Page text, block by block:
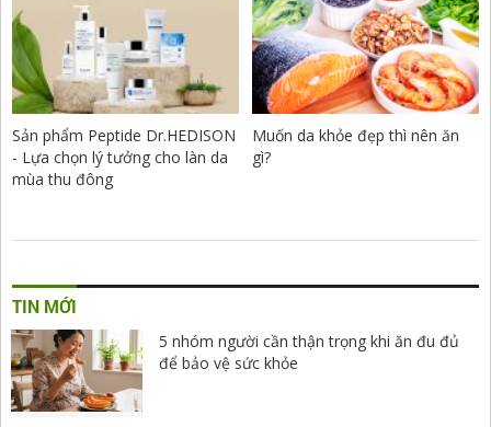
Sản phẩm Peptide Dr.HEDISON
- Lựa chọn lý tưởng cho làn da
mùa thu đông
Muốn da khỏe đẹp thì nên ăn
gì?
TIN MỚI
5 nhóm người cần thận trọng khi ăn đu đủ
để bảo vệ sức khỏe